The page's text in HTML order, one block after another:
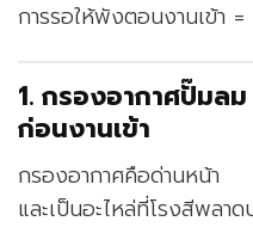
การรอให้พังตอนงานเข้า
1. กรองอากาศปั๊มล
ก่อนงานเข้า
กรองอากาศคือด่านหน้า
และเป็นอะไหล่ที่โรงสีพลา